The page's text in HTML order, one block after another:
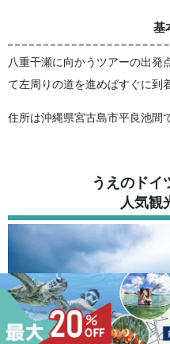
基
八重干瀬に向かうツアーの出発
て左周りの道を進めばすぐに到
住所は沖縄県宮古島市平良池間
うえのドイ
人気観